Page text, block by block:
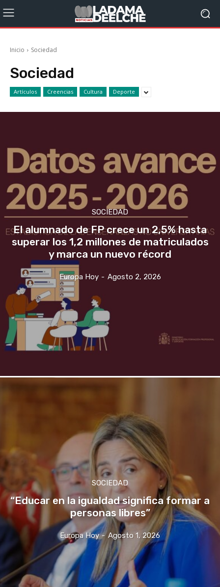
Inicio Sociedad
Sociedad
Artículos Creencias Cultura Deporte
SOCIEDAD
El alumnado de FP crece un 2,5% hasta
superar los 1,2 millones de matriculados
y marca un nuevo récord
Europa Hoy - Agosto 2, 2026
SOCIEDAD
“Educar en la igualdad significa formar a
personas libres”
Europa Hoy - Agosto 1, 2026